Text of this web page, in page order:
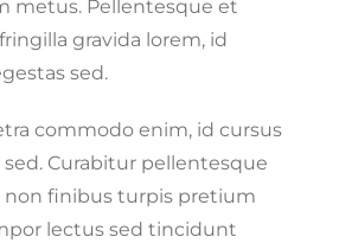
metus. Pellentesque et
gravida lorem, id
sed.
commodo enim, id cursus
Curabitur pellentesque
non finibus turpis pretium
lectus sed tincidunt